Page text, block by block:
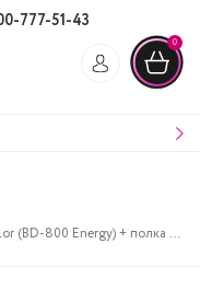
777-51-43
0
Детский стол ErgoKids Ergowood - M Multicolor (BD-800 Energy) + полка BD (P-17)